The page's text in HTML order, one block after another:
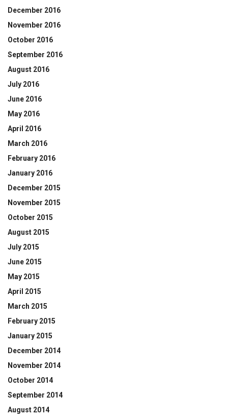
December 2016
November 2016
October 2016
September 2016
August 2016
July 2016
June 2016
May 2016
April 2016
March 2016
February 2016
January 2016
December 2015
November 2015
October 2015
August 2015
July 2015
June 2015
May 2015
April 2015
March 2015
February 2015
January 2015
December 2014
November 2014
October 2014
September 2014
August 2014